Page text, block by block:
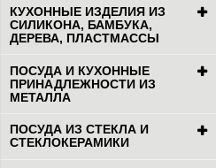
КУХОННЫЕ ИЗДЕЛИЯ ИЗ
СИЛИКОНА, БАМБУКА,
ДЕРЕВА, ПЛАСТМАССЫ
ПОСУДА И КУХОННЫЕ
ПРИНАДЛЕЖНОСТИ ИЗ
МЕТАЛЛА
ПОСУДА ИЗ СТЕКЛА И
СТЕКЛОКЕРАМИКИ